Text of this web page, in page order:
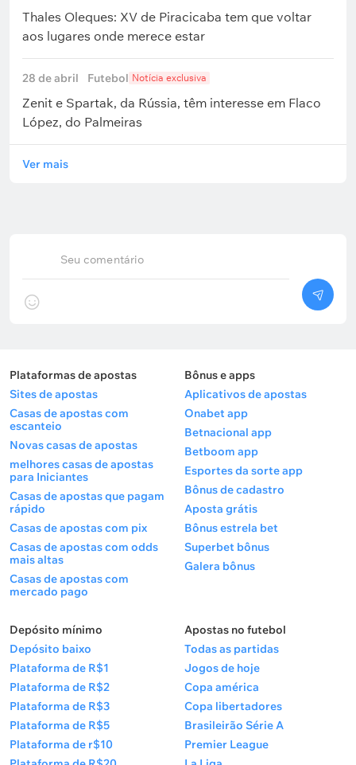
Thales Oleques: XV de Piracicaba tem que voltar
aos lugares onde merece estar
28 de abril Futebol Notícia exclusiva
Zenit e Spartak, da Rússia, têm interesse em Flaco
López, do Palmeiras
Ver mais
Seu comentário
Plataformas de apostas
Sites de apostas
Casas de apostas com
escanteio
Novas casas de apostas
melhores casas de apostas
para Iniciantes
Casas de apostas que pagam
rápido
Casas de apostas com pix
Casas de apostas com odds
mais altas
Casas de apostas com
mercado pago
Bônus e apps
Aplicativos de apostas
Onabet app
Betnacional app
Betboom app
Esportes da sorte app
Bônus de cadastro
Aposta grátis
Bônus estrela bet
Superbet bônus
Galera bônus
Depósito mínimo
Depósito baixo
Plataforma de R$1
Plataforma de R$2
Plataforma de R$3
Plataforma de R$5
Plataforma de r$10
Apostas no futebol
Todas as partidas
Jogos de hoje
Copa américa
Copa libertadores
Brasileirão Série A
Premier League